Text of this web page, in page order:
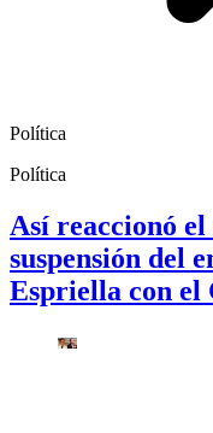
Política
Política
Así reaccionó
suspensión del
Espriella con el